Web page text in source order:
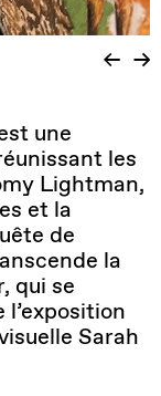
une
les
Lightman,
et la
de
la
qui se
l’exposition
Sarah